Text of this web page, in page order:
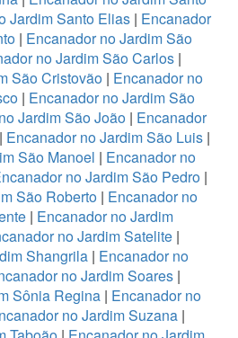
Jardim Santo Elias| Encanador
| Encanador no Jardim São
no Jardim São Carlos |
São Cristovão| Encanador no
| Encanador no Jardim São
Jardim São João | Encanador
| Encanador no Jardim São Luis |
São Manoel | Encanador no
no Jardim São Pedro|
São Roberto | Encanador no
| Encanador no Jardim
no Jardim Satelite|
Shangrila| Encanador no
no Jardim Soares|
Sônia Regina | Encanador no
no Jardim Suzana |